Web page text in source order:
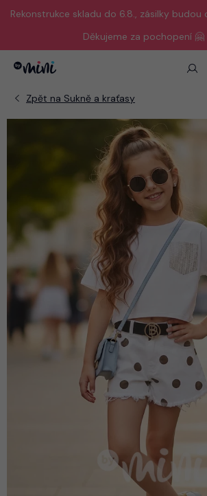
Rekonstrukce skladu do 6.8., zásilky budou
Děkujeme za pochopení 🤗